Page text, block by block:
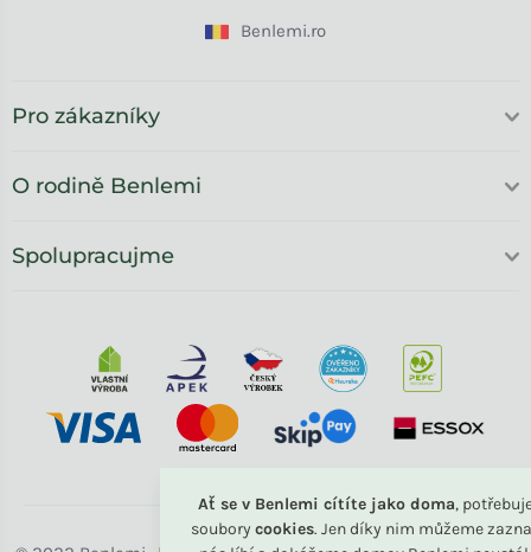
Ať se v Benlemi cítíte jako doma,
soubory cookies. Jen díky nim můžeme
Benlemi.ro
Pro zákazníky
O rodině Benlemi
Spolupracujme